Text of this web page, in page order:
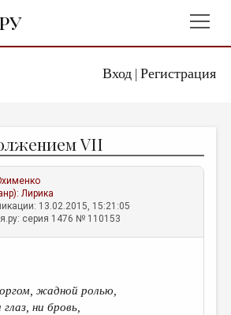
Вход| Регистрация
VII
Лирика
13.02.2015, 15:21:05
серия 1476 № 110153
жадной ролью,
ни бровь,